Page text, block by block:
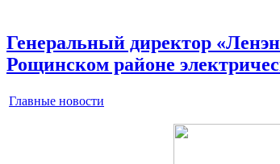
Генеральный директор
Рощинском районе
Главные новости